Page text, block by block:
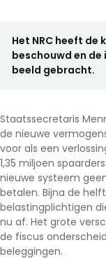
Het NRC heeft
beschouwd en
beeld gebracht.
Staatssecretaris
de nieuwe
voor als een
1,35 miljoen
nieuwe systeem
betalen. Bijna de
belastingplichtigen
nu af. Het grote
de fiscus
beleggingen.